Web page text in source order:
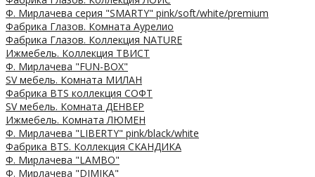
Ф. Мирлачева серия "SMARTY" pink/soft/white/premium
Фабрика Глазов. Комната Аурелио
Фабрика Глазов. Коллекция NATURE
Ижмебель. Коллекция ТВИСТ
Ф. Мирлачева "FUN-BOX"
SV мебель. Комната МИЛАН
Фабрика BTS коллекция СОФТ
SV мебель. Комната ДЕНВЕР
Ижмебель. Комната ЛЮМЕН
Ф. Мирлачева "LIBERTY" pink/black/white
Фабрика BTS. Коллекция СКАНДИКА
Ф. Мирлачева "LAMBO"
Ф. Мирлачева "DIMIKA"